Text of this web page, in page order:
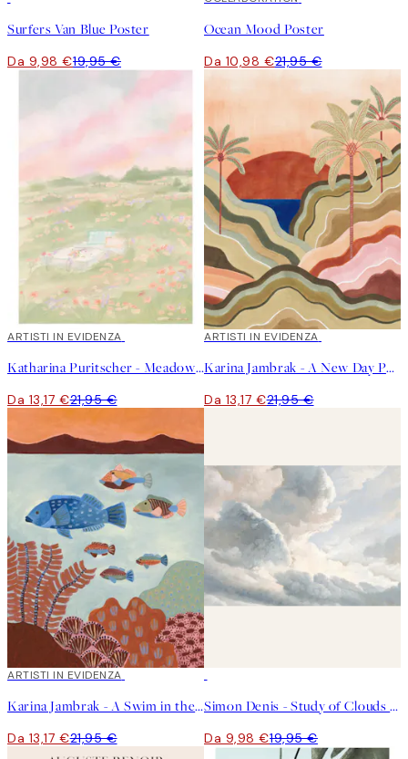
Surfers Van Blue Poster
Da 9,98 €19,95 €
Ocean Mood Poster
Da 10,98 €21,95 €
40%*
ARTISTI IN EVIDENZA
Katharina Puritscher - Meadow Poster
Da 13,17 €21,95 €
40%*
ARTISTI IN EVIDENZA
Karina Jambrak - A New Day Poster
Da 13,17 €21,95 €
40%*
ARTISTI IN EVIDENZA
Karina Jambrak - A Swim in the Ocean Poster
Da 13,17 €21,95 €
Simon Denis - Study of Clouds with a Sunset near Rome Poster
Da 9,98 €19,95 €